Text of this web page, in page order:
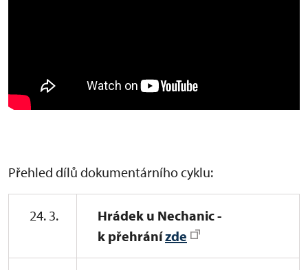
Přehled dílů dokumentárního cyklu:
24. 3.
Hrádek u Nechanic -
k přehránízde